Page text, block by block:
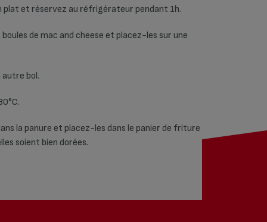
plat et réservez au réfrigérateur pendant 1h.
de mac and cheese et placez-les sur une
autre bol.
la panure et placez-les dans le panier de friture
soient bien dorées.